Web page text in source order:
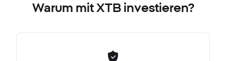
Warum mit XTB investieren?